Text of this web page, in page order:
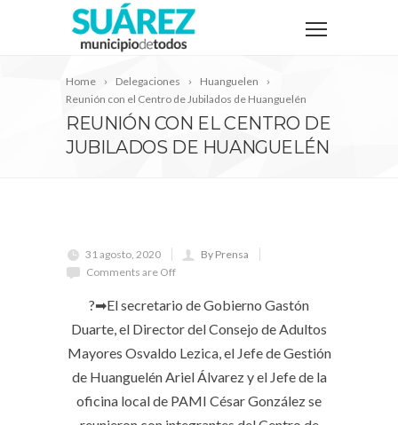
Home Delegaciones
Huanguelen
Reunión con el Centro de Jubilados de Huanguelén
REUNIÓN CON EL CENTRO DE
JUBILADOS DE HUANGUELÉN
31 agosto, 2020
By Prensa
Comments are Off
?➡El secretario de Gobierno Gastón
Duarte, el Director del Consejo de Adultos
Mayores Osvaldo Lezica, el Jefe de Gestión
de Huanguelén Ariel Álvarez y el Jefe de la
oficina local de PAMI César González se